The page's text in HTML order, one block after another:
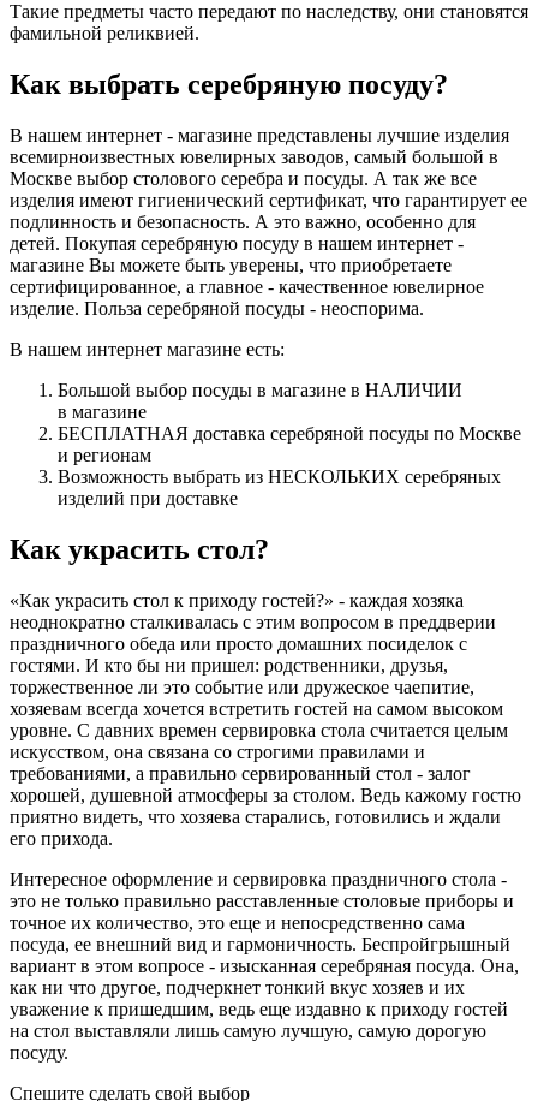
Такие предметы часто передают по наследству, они становятся
фамильной реликвией.
Как выбрать серебряную посуду?
В нашем интернет - магазине представлены лучшие изделия
всемирноизвестных ювелирных заводов, самый большой в
Москве выбор столового серебра и посуды. А так же все
изделия имеют гигиенический сертификат, что гарантирует ее
подлинность и безопасность. А это важно, особенно для
детей. Покупая серебряную посуду в нашем интернет -
магазине Вы можете быть уверены, что приобретаете
сертифицированное, а главное - качественное ювелирное
изделие. Польза серебряной посуды - неоспорима.
В нашем интернет магазине есть:
Большой выбор посуды в магазине в НАЛИЧИИ
в магазине
БЕСПЛАТНАЯ доставка серебряной посуды по Москве
и регионам
Возможность выбрать из НЕСКОЛЬКИХ серебряных
изделий при доставке
Как украсить стол?
«Как украсить стол к приходу гостей?» - каждая хозяка
неоднократно сталкивалась с этим вопросом в преддверии
праздничного обеда или просто домашних посиделок с
гостями. И кто бы ни пришел: родственники, друзья,
торжественное ли это событие или дружеское чаепитие,
хозяевам всегда хочется встретить гостей на самом высоком
уровне. С давних времен сервировка стола считается целым
искусством, она связана со строгими правилами и
требованиями, а правильно сервированный стол - залог
хорошей, душевной атмосферы за столом. Ведь кажому гостю
приятно видеть, что хозяева старались, готовились и ждали
его прихода.
Интересное оформление и сервировка праздничного стола -
это не только правильно расставленные столовые приборы и
точное их количество, это еще и непосредственно сама
посуда, ее внешний вид и гармоничность. Беспройгрышный
вариант в этом вопросе - изысканная серебряная посуда. Она,
как ни что другое, подчеркнет тонкий вкус хозяев и их
уважение к пришедшим, ведь еще издавно к приходу гостей
на стол выставляли лишь самую лучшую, самую дорогую
посуду.
Спешите сделать свой выбор